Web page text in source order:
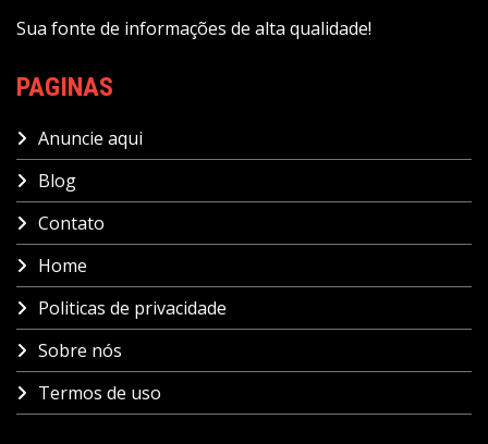
Sua fonte de informações de alta qualidade!
PAGINAS
Anuncie aqui
Blog
Contato
Home
Politicas de privacidade
Sobre nós
Termos de uso